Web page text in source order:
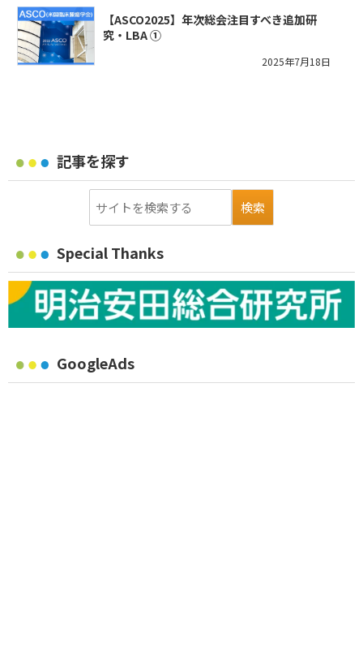
【ASCO2025】年次総会注目すべき追加研
究・LBA ①
2025年7月18日
記事を探す
Special Thanks
GoogleAds